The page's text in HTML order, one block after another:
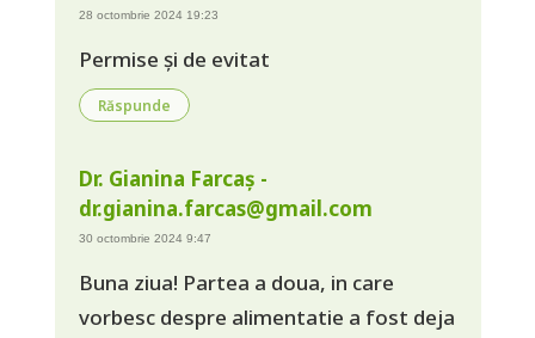
28 octombrie 2024 19:23
Permise și de evitat
Răspunde
Dr. Gianina Farcaș -
dr.gianina.farcas@gmail.com
30 octombrie 2024 9:47
Buna ziua! Partea a doua, in care
vorbesc despre alimentatie a fost deja